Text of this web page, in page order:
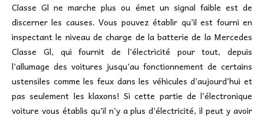
Classe Gl ne marche plus ou émet un signal faible est de
discerner les causes. Vous pouvez établir qu’il est fourni en
inspectant le niveau de charge de la batterie de la Mercedes
Classe Gl, qui fournit de l’électricité pour tout, depuis
l’allumage des voitures jusqu’au fonctionnement de certains
ustensiles comme les feux dans les véhicules d’aujourd’hui et
pas seulement les klaxons! Si cette partie de l’électronique
voiture vous établis qu’il n’y a plus d’électricité, il peut y avoir